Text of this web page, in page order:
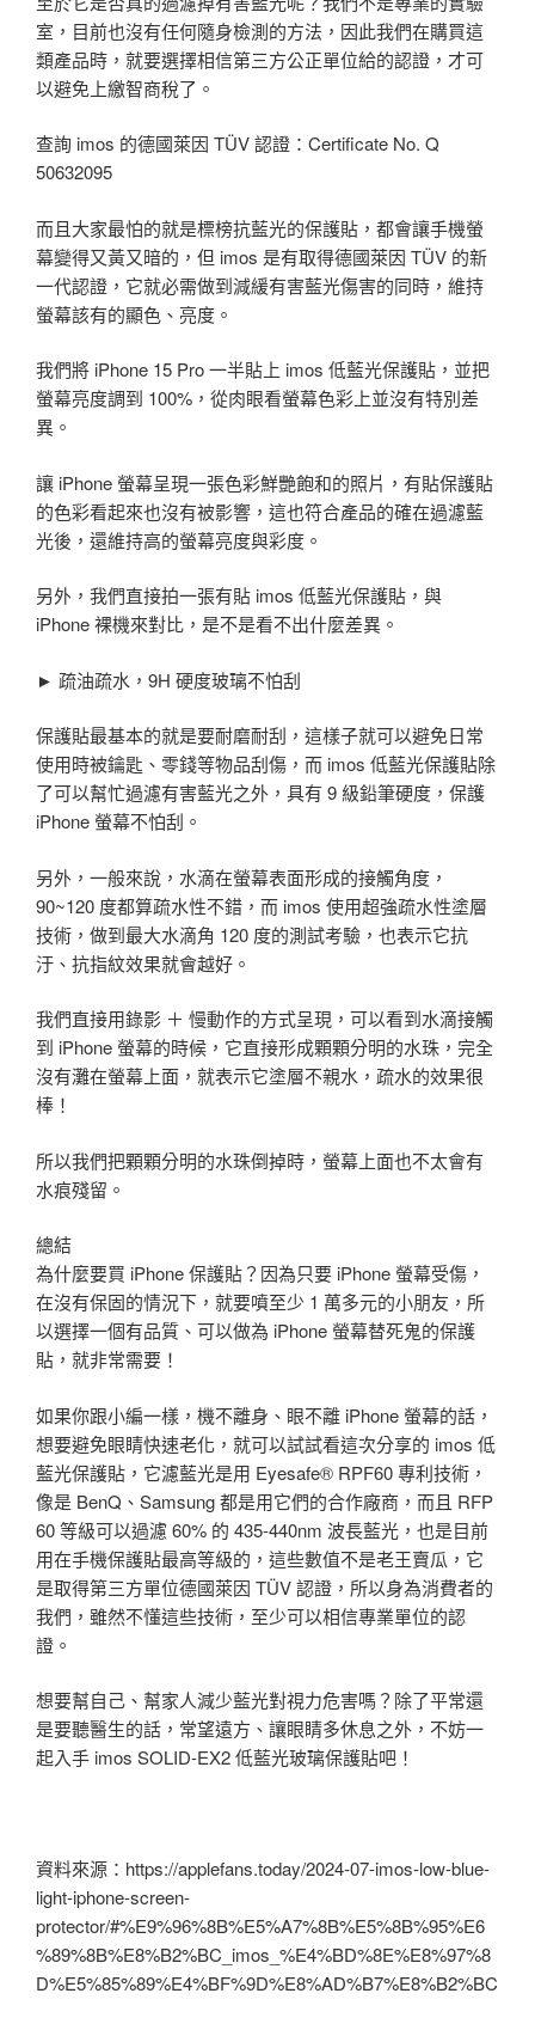
室，目前也沒有任何隨身檢測的方法，因此我們在購買這
類產品時，就要選擇相信第三方公正單位給的認證，才可
以避免上繳智商稅了。
查詢 imos 的德國萊因 TÜV 認證：Certificate No. Q
50632095
而且大家最怕的就是標榜抗藍光的保護貼，都會讓手機螢
幕變得又黃又暗的，但 imos 是有取得德國萊因 TÜV 的新
一代認證，它就必需做到減緩有害藍光傷害的同時，維持
螢幕該有的顯色、亮度。
我們將 iPhone 15 Pro 一半貼上 imos 低藍光保護貼，並把
螢幕亮度調到 100%，從肉眼看螢幕色彩上並沒有特別差
異。
讓 iPhone 螢幕呈現一張色彩鮮艷飽和的照片，有貼保護貼
的色彩看起來也沒有被影響，這也符合產品的確在過濾藍
光後，還維持高的螢幕亮度與彩度。
另外，我們直接拍一張有貼 imos 低藍光保護貼，與
iPhone 裸機來對比，是不是看不出什麼差異。
► 疏油疏水，9H 硬度玻璃不怕刮
保護貼最基本的就是要耐磨耐刮，這樣子就可以避免日常
使用時被鑰匙、零錢等物品刮傷，而 imos 低藍光保護貼除
了可以幫忙過濾有害藍光之外，具有 9 級鉛筆硬度，保護
iPhone 螢幕不怕刮。
另外，一般來說，水滴在螢幕表面形成的接觸角度，
90~120 度都算疏水性不錯，而 imos 使用超強疏水性塗層
技術，做到最大水滴角 120 度的測試考驗，也表示它抗
汙、抗指紋效果就會越好。
我們直接用錄影 ＋ 慢動作的方式呈現，可以看到水滴接觸
到 iPhone 螢幕的時候，它直接形成顆顆分明的水珠，完全
沒有灘在螢幕上面，就表示它塗層不親水，疏水的效果很
棒！
所以我們把顆顆分明的水珠倒掉時，螢幕上面也不太會有
水痕殘留。
總結
為什麼要買 iPhone 保護貼？因為只要 iPhone 螢幕受傷，
在沒有保固的情況下，就要噴至少 1 萬多元的小朋友，所
以選擇一個有品質、可以做為 iPhone 螢幕替死鬼的保護
貼，就非常需要！
如果你跟小編一樣，機不離身、眼不離 iPhone 螢幕的話，
想要避免眼睛快速老化，就可以試試看這次分享的 imos 低
藍光保護貼，它濾藍光是用 Eyesafe® RPF60 專利技術，
像是 BenQ、Samsung 都是用它們的合作廠商，而且 RFP
60 等級可以過濾 60% 的 435-440nm 波長藍光，也是目前
用在手機保護貼最高等級的，這些數值不是老王賣瓜，它
是取得第三方單位德國萊因 TÜV 認證，所以身為消費者的
我們，雖然不懂這些技術，至少可以相信專業單位的認
證。
想要幫自己、幫家人減少藍光對視力危害嗎？除了平常還
是要聽醫生的話，常望遠方、讓眼睛多休息之外，不妨一
起入手 imos SOLID-EX2 低藍光玻璃保護貼吧！
資料來源：https://applefans.today/2024-07-imos-low-blue-
light-iphone-screen-
protector/#%E9%96%8B%E5%A7%8B%E5%8B%95%E6
%89%8B%E8%B2%BC_imos_%E4%BD%8E%E8%97%8
D%E5%85%89%E4%BF%9D%E8%AD%B7%E8%B2%BC